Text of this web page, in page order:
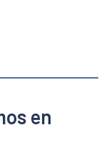
en